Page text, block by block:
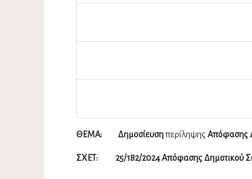
ΘΕΜΑ: Δημοσίευσηπερίληψης Απόφασης
ΣΧΕΤ: 25/182/2024 Απόφασης Δημοτικού